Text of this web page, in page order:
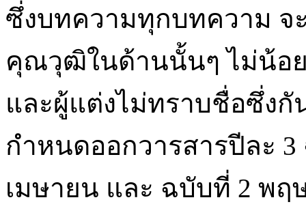
ซึ่งบทความทุกบทความ จ
คุณวุฒิในด้านนั้นๆ ไม่น้อย
และผู้แต่งไม่ทราบชื่อซึ่งกั
กำหนดออกวารสารปีละ
เมษายน และ ฉบับที่ 2 พ